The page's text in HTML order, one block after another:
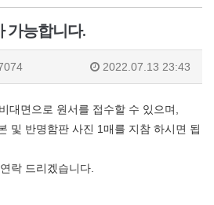
가능합니다.
2022.07.13 23:43
대면으로 원서를 접수할 수 있으며,
및 반명함판 사진 1매를 지참 하시면 됩
락 드리겠습니다.